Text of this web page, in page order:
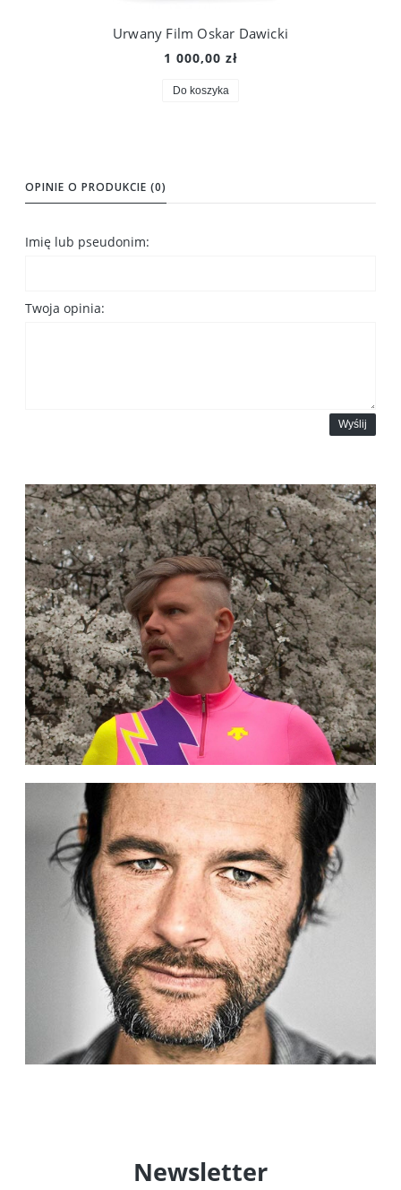
Urwany Film Oskar Dawicki
1 000,00 zł
Do koszyka
OPINIE O PRODUKCIE (0)
Imię lub pseudonim:
Twoja opinia:
Wyślij
Newsletter